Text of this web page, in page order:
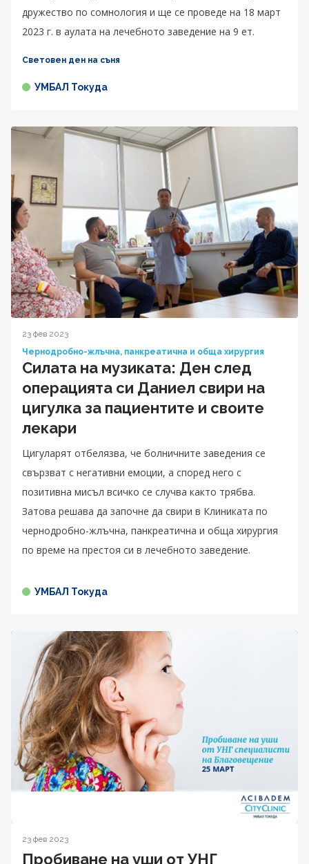
дружество по сомнология и ще се проведе на 18 март
2023 г. в аулата на лечебното заведение на 9 ет.
Световен ден на съня
УМБАЛ Токуда
23 фев 2023
Чернодробно-жлъчна, панкреатична и обща хирургия
Силата на музиката: Ден след
операцията си Даниел свири на
цигулка за пациентите и своите
лекари
Цигуларят отбелязва, че болничните заведения се
свързват с негативни емоции, а според него с
позитивна мисъл всичко се случва както трябва.
Затова решава да започне да свири в Клиниката по
чернодробно-жлъчна, панкреатична и обща хирургия
по време на престоя си в лечебното заведение.
УМБАЛ Токуда
23 фев 2023
Пробиване на уши от УНГ